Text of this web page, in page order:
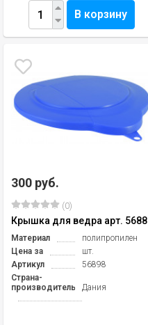
В корзину
300 руб.
(0)
Крышка для ведра арт. 5688
Материал
полипропилен
Цена за
шт.
Артикул
56898
Страна-
производитель
Дания